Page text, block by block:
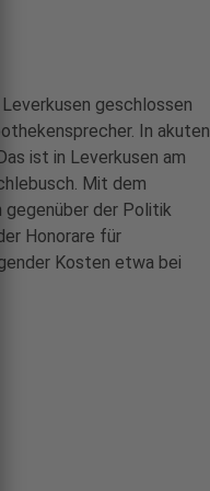
geschlossen
In akuten
ist in Leverkusen am
Mit dem
gegenüber der Politik
Honorare für
Kosten etwa bei